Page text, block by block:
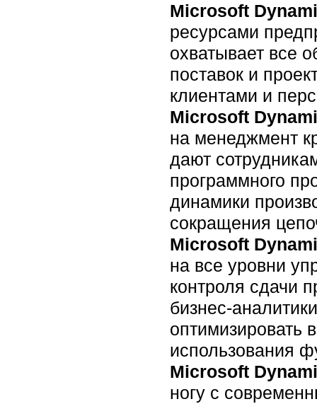
Microsoft
ресурсами
охватывает все
поставок и
клиентами и
Microsoft
на менеджмент
дают
программного
динамики
сокращения
Microsoft
на все уровни
контроля сдачи
бизнес-
оптимизировать
использования
Microsoft
ногу с